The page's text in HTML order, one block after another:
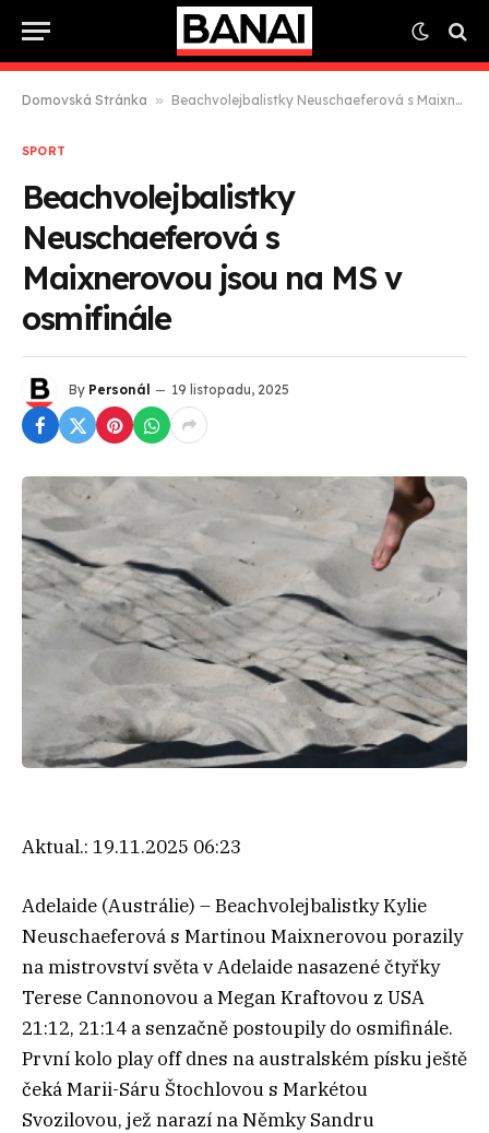
Domovská Stránka » Beachvolejbalistky Neuschaeferová s Maixnerovou jsou na MS v osmifinále
SPORT
Beachvolejbalistky
Neuschaeferová s
Maixnerovou jsou na MS v
osmifinále
By Personál 19 listopadu, 2025
Aktual.: 19.11.2025 06:23
Adelaide (Austrálie) – Beachvolejbalistky Kylie
Neuschaeferová s Martinou Maixnerovou porazily
na mistrovství světa v Adelaide nasazené čtyřky
Terese Cannonovou a Megan Kraftovou z USA
21:12, 21:14 a senzačně postoupily do osmifinále.
První kolo play off dnes na australském písku ještě
čeká Marii-Sáru Štochlovou s Markétou
Svozilovou, jež narazí na Němky Sandru